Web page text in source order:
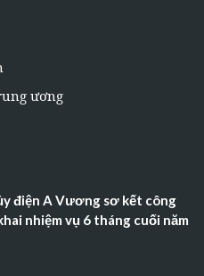
ương
điện A Vương sơ kết công
nhiệm vụ 6 tháng cuối năm